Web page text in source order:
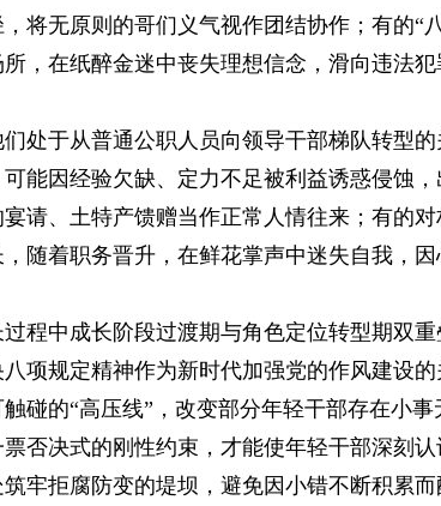
将无原则的哥们义气视作团结协作；有的
，在纸醉金迷中丧失理想信念，滑向违法犯
处于从普通公职人员向领导干部梯队转型
能因经验欠缺、定力不足被利益诱惑侵蚀
请、土特产馈赠当作正常人情往来；有的
随着职务晋升，在鲜花掌声中迷失自我，因
程中成长阶段过渡期与角色定位转型期双
项规定精神作为新时代加强党的作风建设
碰的“高压线”，改变部分年轻干部存在小
否决式的刚性约束，才能使年轻干部深刻
牢拒腐防变的堤坝，避免因小错不断积累